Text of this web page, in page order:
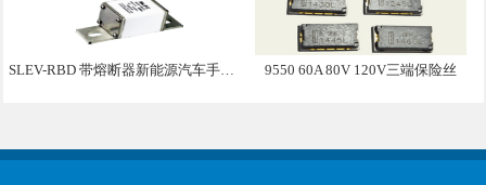
SLEV-RBD 带熔断器新能源汽车手动维修盒子 9550 60A 80V 120V三端保险丝